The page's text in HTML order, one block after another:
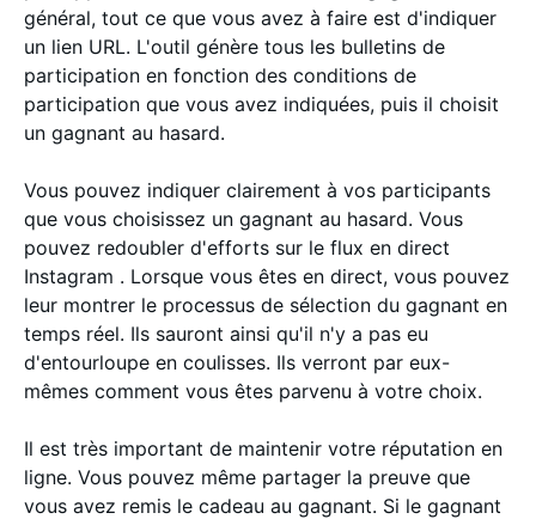
général, tout ce que vous avez à faire est d'indiquer
un lien URL. L'outil génère tous les bulletins de
participation en fonction des conditions de
participation que vous avez indiquées, puis il choisit
un gagnant au hasard.
Vous pouvez indiquer clairement à vos participants
que vous choisissez un gagnant au hasard. Vous
pouvez redoubler d'efforts sur le flux en direct
Instagram . Lorsque vous êtes en direct, vous pouvez
leur montrer le processus de sélection du gagnant en
temps réel. Ils sauront ainsi qu'il n'y a pas eu
d'entourloupe en coulisses. Ils verront par eux-
mêmes comment vous êtes parvenu à votre choix.
Il est très important de maintenir votre réputation en
ligne. Vous pouvez même partager la preuve que
vous avez remis le cadeau au gagnant. Si le gagnant